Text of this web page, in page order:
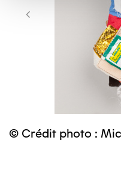
© Crédit photo :